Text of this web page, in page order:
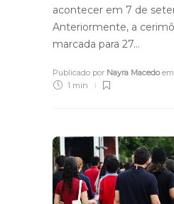
acontecer em 7 de
Anteriormente, a
marcada para 27…
Publicado por Nayra Macedoem
1 min